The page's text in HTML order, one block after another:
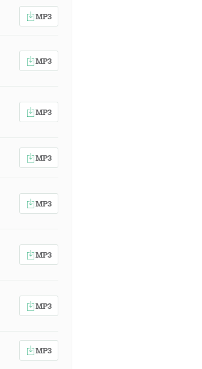
MP3
MP3
MP3
MP3
MP3
MP3
MP3
MP3